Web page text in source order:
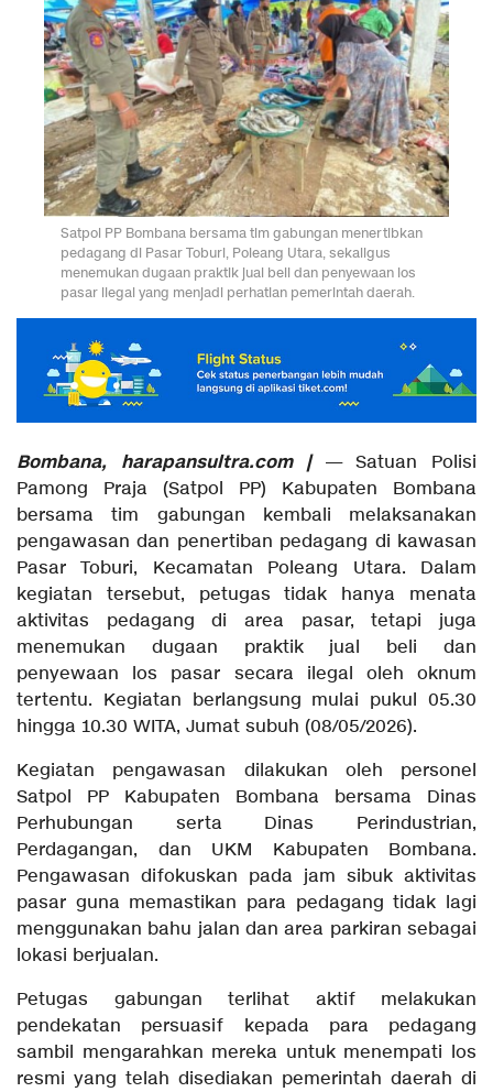
Satpol PP Bombana bersama tim gabungan menertibkan
pedagang di Pasar Toburi, Poleang Utara, sekaligus
menemukan dugaan praktik jual beli dan penyewaan los
pasar ilegal yang menjadi perhatian pemerintah daerah.
Bombana, harapansultra.com |— Satuan Polisi
Pamong Praja (Satpol PP) Kabupaten Bombana
bersama tim gabungan kembali melaksanakan
pengawasan dan penertiban pedagang di kawasan
Pasar Toburi, Kecamatan Poleang Utara. Dalam
kegiatan tersebut, petugas tidak hanya menata
aktivitas pedagang di area pasar, tetapi juga
menemukan dugaan praktik jual beli dan
penyewaan los pasar secara ilegal oleh oknum
tertentu. Kegiatan berlangsung mulai pukul 05.30
hingga 10.30 WITA, Jumat subuh (08/05/2026).
Kegiatan pengawasan dilakukan oleh personel
Satpol PP Kabupaten Bombana bersama Dinas
Perhubungan serta Dinas Perindustrian,
Perdagangan, dan UKM Kabupaten Bombana.
Pengawasan difokuskan pada jam sibuk aktivitas
pasar guna memastikan para pedagang tidak lagi
menggunakan bahu jalan dan area parkiran sebagai
lokasi berjualan.
Petugas gabungan terlihat aktif melakukan
pendekatan persuasif kepada para pedagang
sambil mengarahkan mereka untuk menempati los
resmi yang telah disediakan pemerintah daerah di